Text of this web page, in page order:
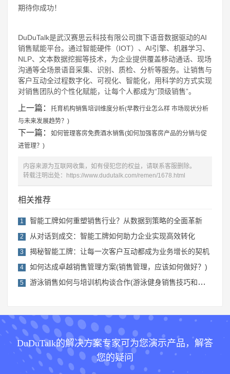
期待你成功！
DuDuTalk是武汉赛思云科技有限公司旗下语音数据驱动的AI
销售赋能平台。通过智能硬件（IOT）、AI引擎、机器学习、
NLP、文本数据挖掘等技术，为企业提供覆盖移动通话、现场
沟通等全场景语音采集、识别、质检、分析等服务。让销售与
客户互动全过程数字化、可视化、智能化，用科学的方式实现
对销售团队的个性化赋能，让每个人都成为“顶级销售”。
上一篇：
托育机构销售培训维度分析(早教行业怎么样 市场现状分析
与未来发展趋势？)
下一篇：
如何管理客房免费酒水销售(如何加强客房产品的分销与促
进管理？)
内容来源为互联网收集，如有侵犯您的权益，请联系客服删除。
转载注明出处：
https://www.dudutalk.com/remen/1678.html
相关推荐
1 智能工牌如何重塑销售行业？从数据到策略的全面革新
2 从对话到成交：智能工牌如何助力企业实现高效转化
3 揭秘智能工牌：让每一次客户互动都成为业务增长的契机
4 如何达成卓越销售管理方案(销售管理，应该如何做好？)
5 游泳销售如何与培训机构谈合作(游泳健身销售技巧和话术)
DuDuTalk的解决方案专家可为您演示产品，解答
您的疑问